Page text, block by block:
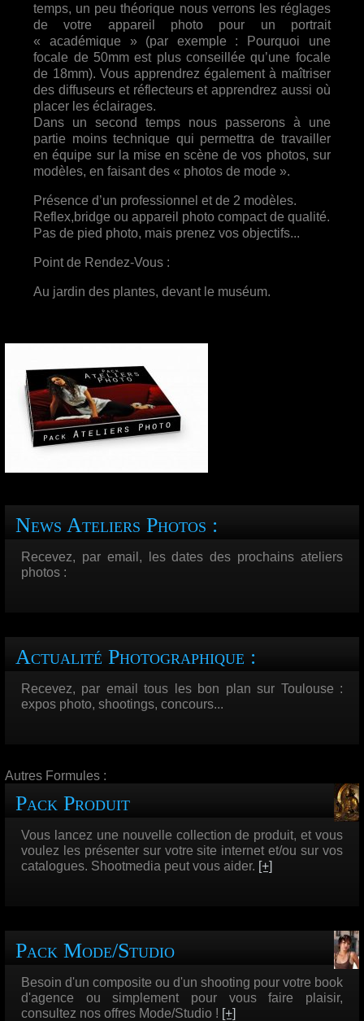
temps, un peu théorique nous verrons les réglages
de votre appareil photo pour un portrait
« académique » (par exemple : Pourquoi une
focale de 50mm est plus conseillée qu’une focale
de 18mm). Vous apprendrez également à maîtriser
des diffuseurs et réflecteurs et apprendrez aussi où
placer les éclairages.
Dans un second temps nous passerons à une
partie moins technique qui permettra de travailler
en équipe sur la mise en scène de vos photos, sur
modèles, en faisant des « photos de mode ».
Présence d’un professionnel et de 2 modèles.
Reflex,bridge ou appareil photo compact de qualité.
Pas de pied photo, mais prenez vos objectifs...
Point de Rendez-Vous :
Au jardin des plantes, devant le muséum.
News Ateliers Photos :
Recevez, par email, les dates des prochains ateliers
photos :
Actualité Photographique :
Recevez, par email tous les bon plan sur Toulouse :
expos photo, shootings, concours...
Autres Formules :
Pack Produit
Vous lancez une nouvelle collection de produit, et vous
voulez les présenter sur votre site internet et/ou sur vos
catalogues. Shootmedia peut vous aider. [+]
Pack Mode/Studio
Besoin d'un composite ou d'un shooting pour votre book
d'agence ou simplement pour vous faire plaisir,
consultez nos offres Mode/Studio ! [+]